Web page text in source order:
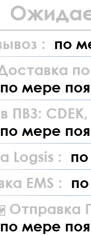
: по
по мере
ПВЗ: CDEK,
по мере
Logsis :
EMS :
Отправка
по мере